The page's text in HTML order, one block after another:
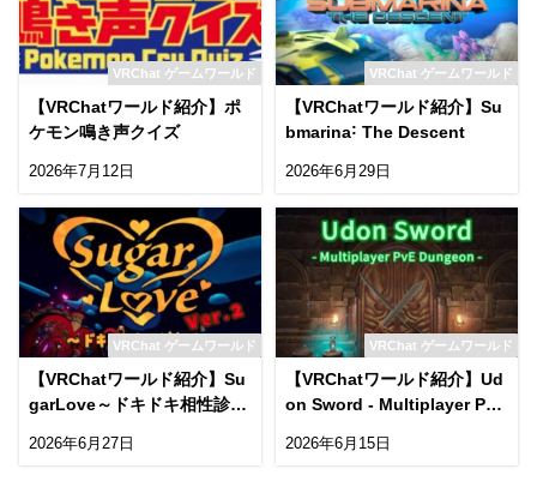
VRChat ゲームワールド
【VRChatワールド紹介】ポ
ケモン鳴き声クイズ
2026年7月12日
VRChat ゲームワールド
【VRChatワールド紹介】Su
bmarina˸ The Descent
2026年6月29日
VRChat ゲームワールド
【VRChatワールド紹介】Su
garLove～ドキドキ相性診断
＂VRCTemple＂ has been r
2026年6月27日
VRChat ゲームワールド
【VRChatワールド紹介】Ud
on Sword - Multiplayer PvE
2026年6月15日